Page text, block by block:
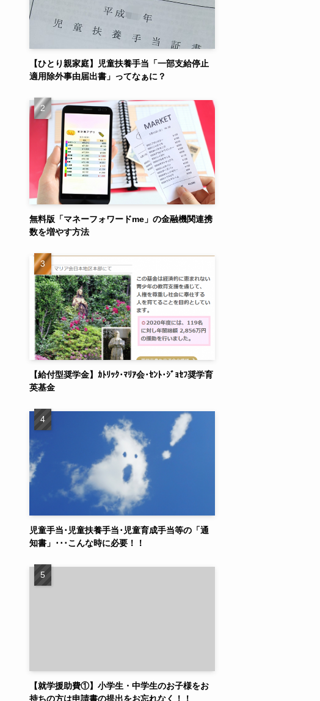
【ひとり親家庭】児童扶養手当「一部支給停止
適用除外事由届出書」ってなぁに？
無料版「マネーフォワードme」の金融機関連携
数を増やす方法
【給付型奨学金】ｶﾄﾘｯｸ･ﾏﾘｱ会･ｾﾝﾄ･ｼﾞｮｾﾌ奨学育
英基金
児童手当･児童扶養手当･児童育成手当等の「通
知書」･･･こんな時に必要！！
【就学援助費①】小学生・中学生のお子様をお
持ちの方は申請書の提出をお忘れなく！！